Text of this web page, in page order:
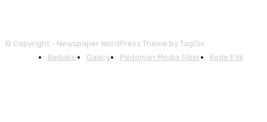
© Copyright - Newspaper WordPress Theme by TagDiv
Redaksi
Galery Pedoman Media Siber Kode Etik